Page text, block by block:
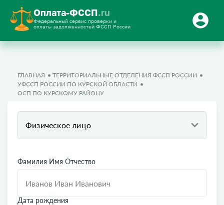
Оплата-ФССП.ru
Федеральный сервис проверки и
оплаты задолженностей ФССП России
ГЛАВНАЯ
ТЕРРИТОРИАЛЬНЫЕ ОТДЕЛЕНИЯ ФССП РОССИИ
УФССП РОССИИ ПО КУРСКОЙ ОБЛАСТИ
ОСП ПО КУРСКОМУ РАЙОНУ
Физическое лицо
Фамилия Имя Отчество
Дата рождения